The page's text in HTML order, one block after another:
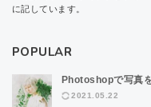
に記しています。
POPULAR
Photoshopで写真
2021.05.22